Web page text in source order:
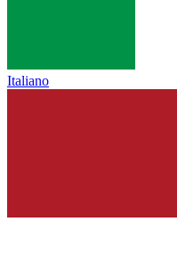
Italiano